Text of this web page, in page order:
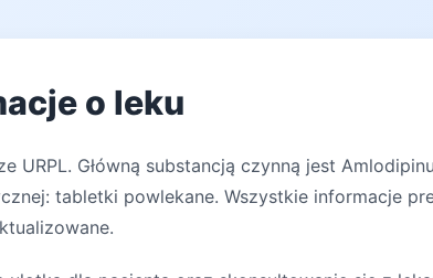
o leku
Główną substancją czynną jest
tabletki powlekane. Wszystkie informacje